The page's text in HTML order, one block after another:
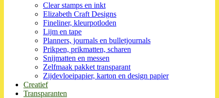
Clear stamps en inkt
Elizabeth Craft Designs
Fineliner, kleurpotloden
Lijm en tape
Planners, journals en bulletjournals
Prikpen, prikmatten, scharen
Snijmatten en messen
Zelfmaak pakket transparant
Zijdevloeipapier, karton en design papier
Creatief
Transparanten